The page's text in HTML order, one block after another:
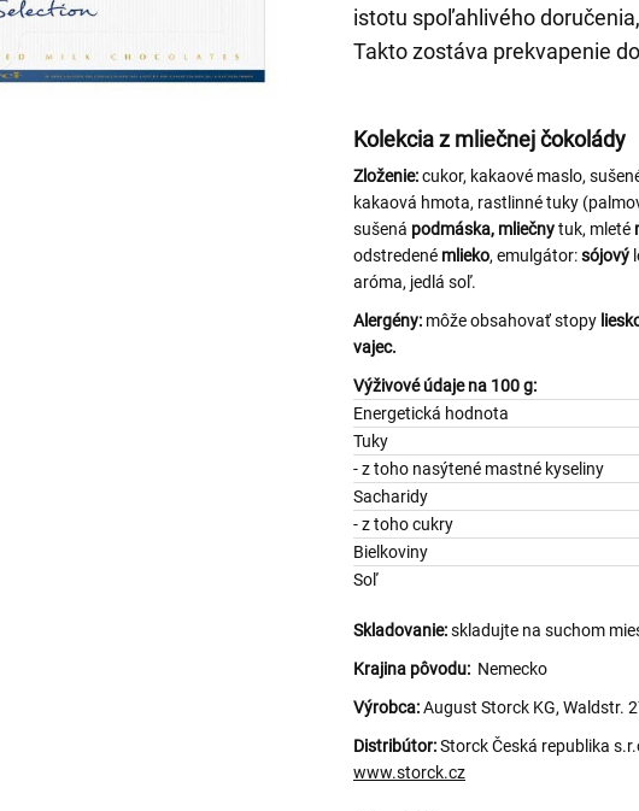
istotu spoľahlivého
Takto zostáva prekvapenie
Kolekcia z mliečnej čokolády
Zloženie:cukor, kakaové maslo,
kakaová hmota, rastlinné tuky
sušená podmáska, mliečnytuk, mleté
odstredené mlieko, emulgátor:sójový
aróma, jedlá soľ.
Alergény: môže obsahovať stopy
vajec.
Výživové údaje na 100 g:
Energetická hodnota
Tuky
- z toho nasýtené mastné
Sacharidy
- z toho cukry
Bielkoviny
Soľ
Skladovanie:skladujte na suchom
Krajina pôvodu: Nemecko
Výrobca:August Storck KG, Waldstr.
Distribútor:Storck Česká republika
www.storck.cz